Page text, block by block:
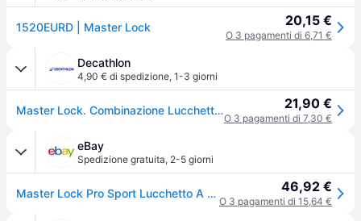
1520EURD | Master Lock 20,15 €
O 3 pagamenti di 6,71 €
Decathlon
4,90 € di spedizione, 1-3 giorni
Master Lock. Combinazione Lucchetto X 5,9 X 6,4 X 2,6 5,9 X 6,4 X 2,6 Cm Lucchetti Ritiro Gratis - UNICA 21,90 €
O 3 pagamenti di 7,30 €
eBay
Spedizione gratuita, 2-5 giorni
Master Lock Pro Sport Lucchetto A Combinazione 4 Cifre 64mm Mlk1520 46,92 €
O 3 pagamenti di 15,64 €